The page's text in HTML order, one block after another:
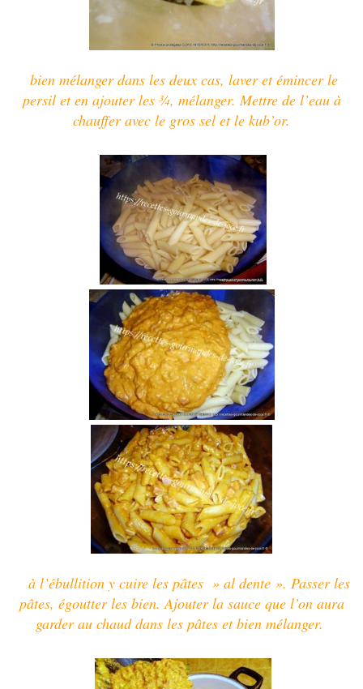
bien mélanger dans les deux cas, laver et émincer le
persil et en ajouter les ¾, mélanger.Mettre de l’eau à
chauffer avec le gros sel et le kub’or.
à l’ébullition y cuire les pâtes » al dente ». Passer les
pâtes, égoutter les bien.Ajouter la sauce que l’on aura
garder au chaud dans les pâtes et bien mélanger.